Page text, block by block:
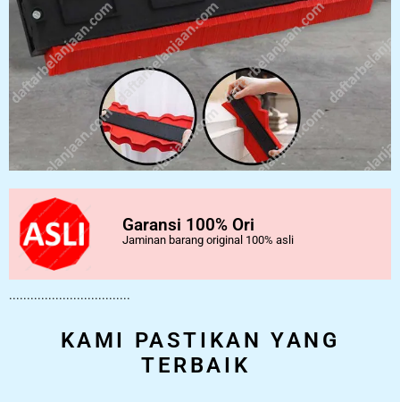
Garansi 100% Ori
Jaminan barang original 100% asli
..................................
KAMI PASTIKAN YANG
TERBAIK